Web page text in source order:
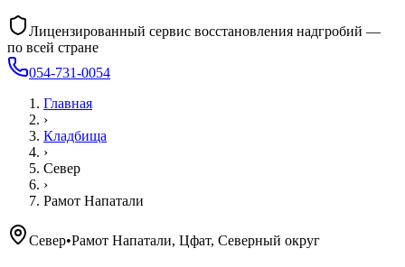
Лицензированный сервис восстановления надгробий —
по всей стране
054-731-0054
Главная
›
Кладбища
›
Север
›
Рамот Напатали
Север•Рамот Напатали, Цфат, Северный округ